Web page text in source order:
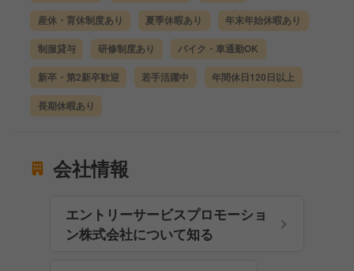
産休・育休制度あり 夏季休暇あり 年末年始休暇あり
制服貸与 研修制度あり バイク・車通勤OK
新卒・第2新卒歓迎 若手活躍中 年間休日120日以上
長期休暇あり
会社情報
エントリーサービスプロモーショ
ン株式会社について知る